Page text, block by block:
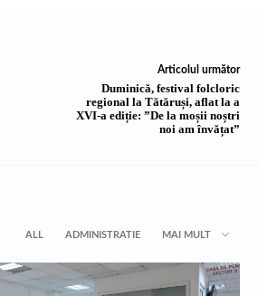
Articolul următor
Duminică, festival folcloric
regional la Tătăruși, aflat la a
XVI-a ediție: ”De la moșii noștri
noi am învățat”
ALL ADMINISTRATIE MAI MULT